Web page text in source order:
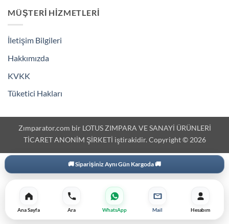
MÜŞTERI HIZMETLERI
İletişim Bilgileri
Hakkımızda
KVKK
Tüketici Hakları
Zımparator.com bir LOTUS ZIMPARA VE SANAYİ ÜRÜNLERİ
TİCARET ANONİM ŞİRKETİ iştirakidir. Copyright © 2026
3000 ₺ Üzeri Ekstra İskonto
Ana Sayfa Ara WhatsApp Mail Hesabım